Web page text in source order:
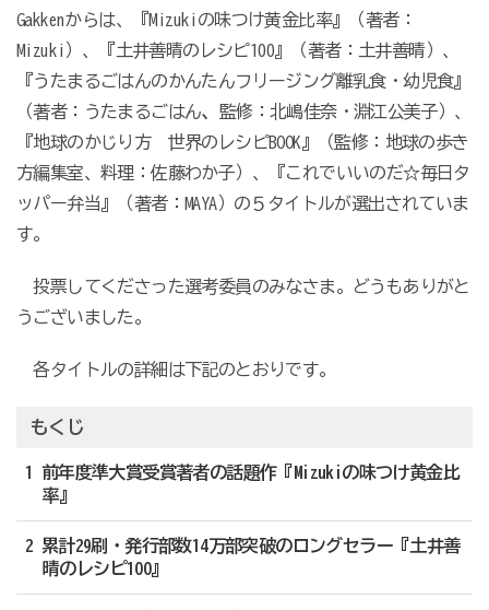
Gakkenからは、『Mizukiの味つけ黄金比率』（著者：
Mizuki）、『土井善晴のレシピ100』（著者：土井善晴）、
『うたまるごはんのかんたんフリージング離乳食・幼児食』
（著者：うたまるごはん、 監修：北嶋佳奈・淵江公美子）、
『地球のかじり方 世界のレシピBOOK』（監修：地球の歩き
方編集室、料理：佐藤わか子）、『これでいいのだ☆毎日タ
ッパー弁当』（著者：MAYA）の５タイトルが選出されていま
す。
投票してくださった選考委員のみなさま。どうもありがと
うございました。
各タイトルの詳細は下記のとおりです。
もくじ
1 前年度準大賞受賞著者の話題作『Mizukiの味つけ黄金比
率』
2 累計29刷・発行部数14万部突破のロングセラー『土井善
晴のレシピ100』